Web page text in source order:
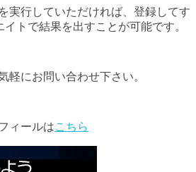
実行していただければ、登録してす
トで結果を出すことが可能です。
軽にお問い合わせ下さい。
ィールはこちら